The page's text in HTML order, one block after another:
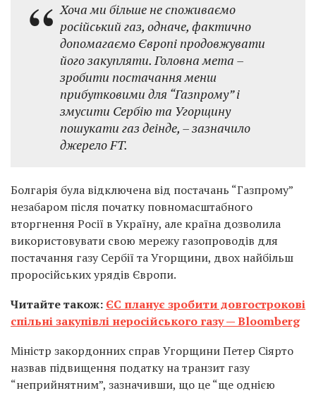
Хоча ми більше не споживаємо
російський газ, одначе, фактично
допомагаємо Європі продовжувати
його закупляти. Головна мета –
зробити постачання менш
прибутковими для “Газпрому” і
змусити Сербію та Угорщину
пошукати газ деінде, – зазначило
джерело FT.
Болгарія була відключена від постачань “Газпрому”
незабаром після початку повномасштабного
вторгнення Росії в Україну, але країна дозволила
використовувати свою мережу газопроводів для
постачання газу Сербії та Угорщини, двох найбільш
проросійських урядів Європи.
Читайте також: ЄС планує зробити довгострокові
спільні закупівлі неросійського газу — Bloomberg
Міністр закордонних справ Угорщини Петер Сіярто
назвав підвищення податку на транзит газу
“неприйнятним”, зазначивши, що це “ще однією